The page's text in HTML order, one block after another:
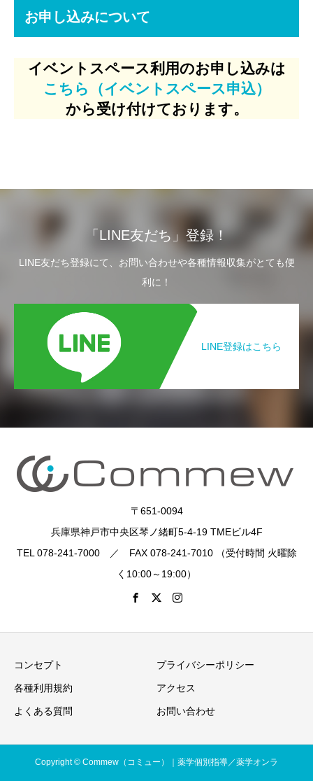
お申し込みについて
イベントスペース利用のお申し込みは
こちら（イベントスペース申込）
から受け付けております。
「LINE友だち」登録！
LINE友だち登録にて、お問い合わせや各種情報収集がとても便
利に！
LINE登録はこちら
〒651-0094
兵庫県神戸市中央区琴ノ緒町5-4-19 TMEビル4F
TEL 078-241-7000 ／ FAX 078-241-7010 （受付時間 火曜除
く10:00～19:00）
コンセプト プライバシーポリシー
各種利用規約 アクセス
よくある質問 お問い合わせ
Copyright © Commew（コミュー）｜薬学個別指導／薬学オンラ